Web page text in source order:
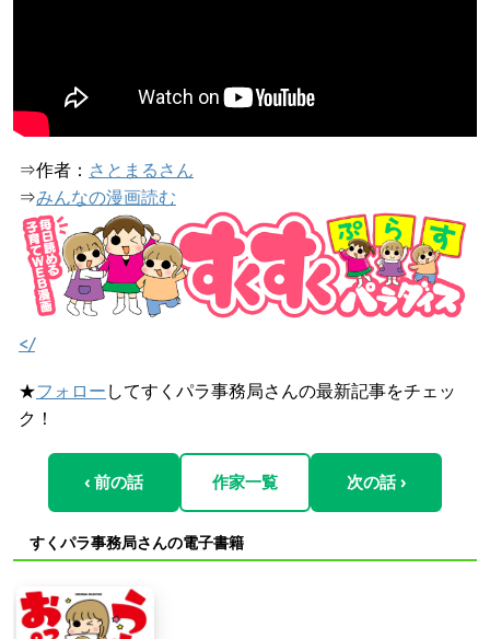
⇒作者： さとまるさん
⇒みんなの漫画読む
</
★フォロー してすくパラ事務局さんの最新記事をチェッ
ク！
‹ 前の話 作家一覧 次の話 ›
すくパラ事務局さんの電子書籍